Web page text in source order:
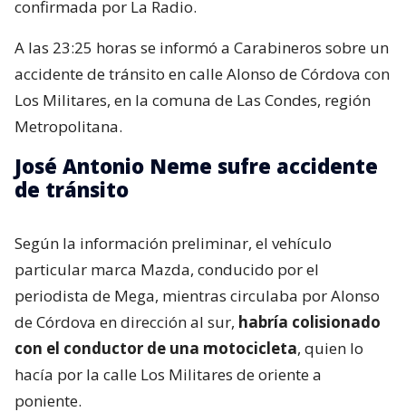
confirmada por La Radio.
A las 23:25 horas se informó a Carabineros sobre un
accidente de tránsito en calle Alonso de Córdova con
Los Militares, en la comuna de Las Condes, región
Metropolitana.
José Antonio Neme sufre accidente
de tránsito
Según la información preliminar, el vehículo
particular marca Mazda, conducido por el
periodista de Mega, mientras circulaba por Alonso
de Córdova en dirección al sur, habría colisionado
con el conductor de una motocicleta, quien lo
hacía por la calle Los Militares de oriente a
poniente.